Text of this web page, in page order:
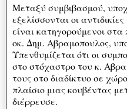
Μεταξύ συμβιβασμού,
εξελίσσονται οι
είναι κατηγορούμενοι στα
οκ. Δημ. Αβραμοπουλος,
Υπενθυμίζεται ότι οι
στο στόχαστρο του κ.
τους στο διαδίκτυο σε
πλαίσιο μιας κουβέντας
διέρρευσε.